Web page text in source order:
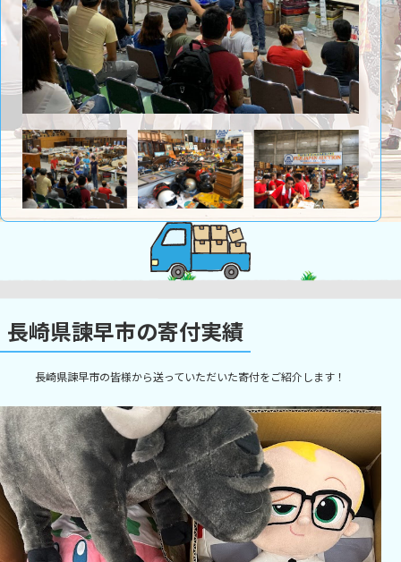
長崎県諫早市の寄付実績
長崎県諫早市の皆様から送っていただいた寄付をご紹介します！